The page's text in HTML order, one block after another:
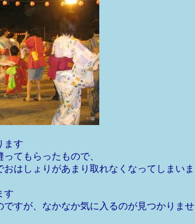
ます
てもらったもので、
はしょりがあまり取れなくなってしまいま
す
すが、なかなか気に入るのが見つかりませ